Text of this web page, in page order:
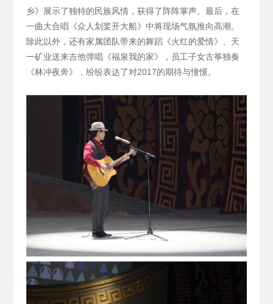
乡》展示了独特的民族风情，获得了阵阵掌声。最后，在
一曲大合唱《众人划桨开大船》中将现场气氛推向高潮。
除此以外，还有家属团队带来的舞蹈《火红的爱情》、天
一矿业送来吉他弹唱《福泉我的家》，员工子女古筝独奏
《林冲夜奔》，纷纷表达了对2017的期待与憧憬。